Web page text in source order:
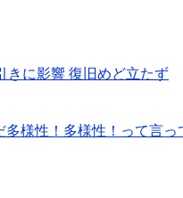
きに影響 復旧めど立たず
様性！多様性！って言